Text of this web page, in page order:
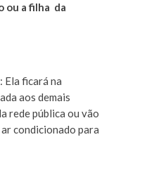
ou a filha da
Ela ficará na
aos demais
rede pública ou vão
condicionado para